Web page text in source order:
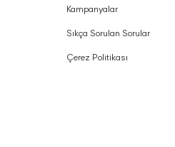
Kampanyalar
Sıkça Sorulan Sorular
Çerez Politikası